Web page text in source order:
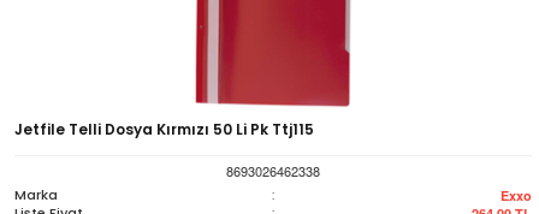
Jetfile Telli Dosya Kırmızı 50 Li Pk Ttj115
8693026462338
Marka
: Exxo